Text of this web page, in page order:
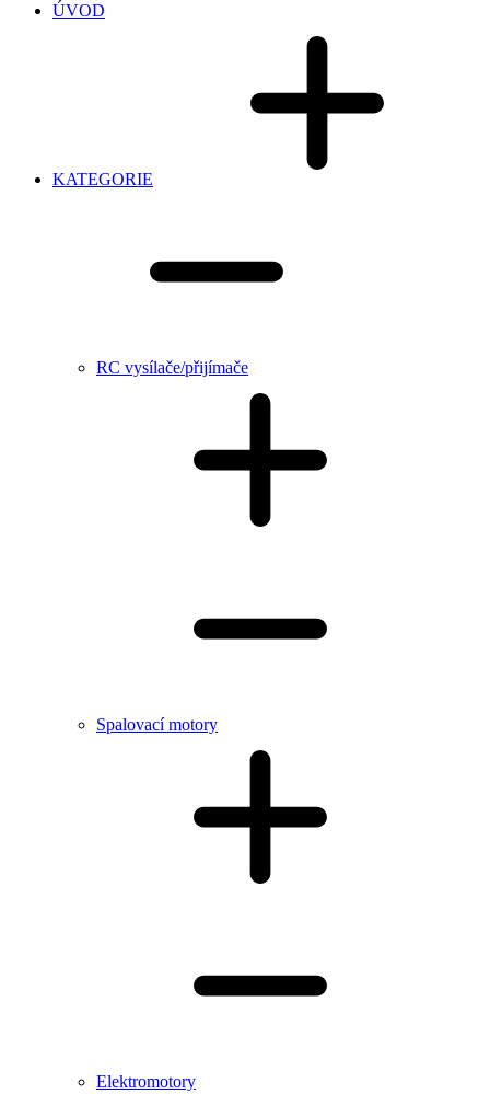
ÚVOD
KATEGORIE
RC vysílače/přijímače
Spalovací motory
Elektromotory